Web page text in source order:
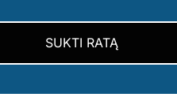
SUKTI RATĄ